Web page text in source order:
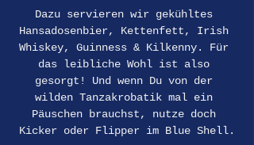
Dazu servieren wir gekühltes
Hansadosenbier, Kettenfett, Irish
Whiskey, Guinness & Kilkenny. Für
das leibliche Wohl ist also
gesorgt! Und wenn Du von der
wilden Tanzakrobatik mal ein
Päuschen brauchst, nutze doch
Kicker oder Flipper im Blue Shell.